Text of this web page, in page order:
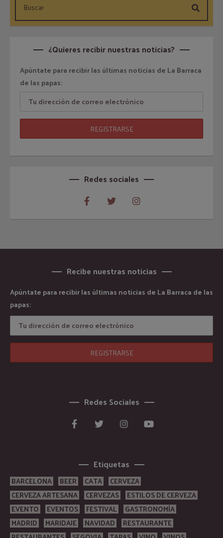
¿Quieres recibir nuestras noticias?
Apúntate para recibir las últimas noticias de La Barraca
de las papas:
Redes sociales
Recibe nuestras noticias
Apúntate para recibir las últimas noticias de La Barraca de las
papas:
Redes Sociales
Etiquetas
BARCELONA BEER CATA
CERVEZA
CERVEZA ARTESANA
CERVEZAS
ESTILOS DE CERVEZA
EVENTO
EVENTOS FESTIVAL
GASTRONOMÍA
MADRID
MARIDAJE NAVIDAD
RESTAURANTE